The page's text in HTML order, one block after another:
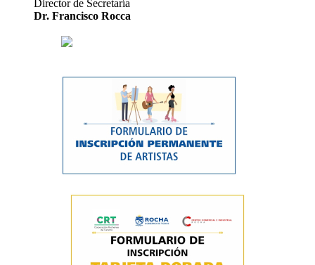
Director de Secretaría
Dr. Francisco Rocca